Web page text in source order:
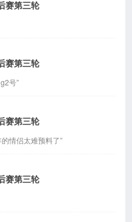
赛第三轮
赛第三轮
号”
赛第三轮
情侣太难预料了”
赛第三轮